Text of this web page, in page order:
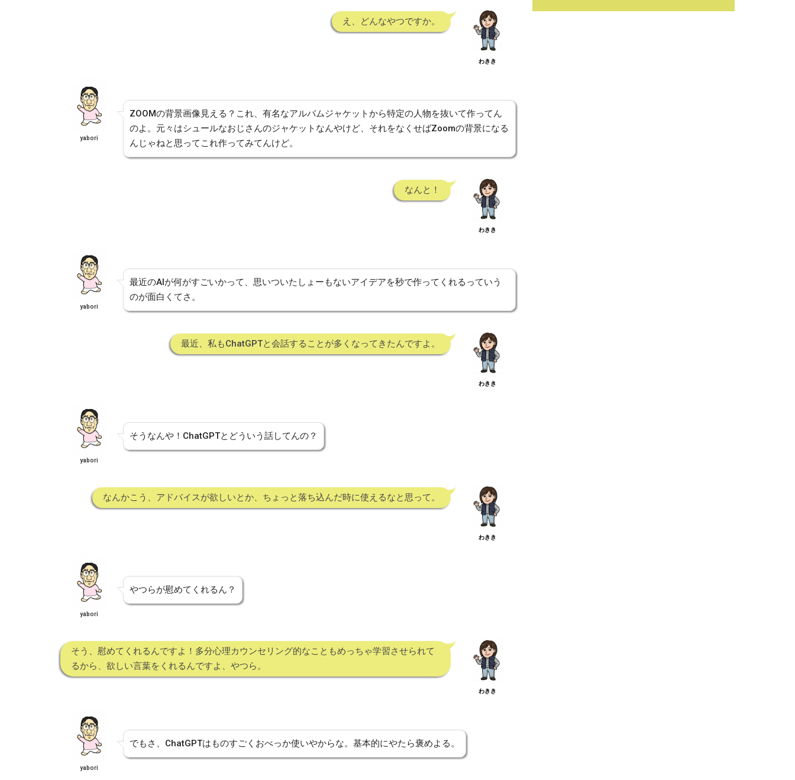
え、どんなやつですか。
わきき
yabori
ZOOMの背景画像見える？これ、有名なアルバムジャケットから特定の人物を抜いて作ってん
のよ。元々はシュールなおじさんのジャケットなんやけど、それをなくせばZoomの背景になる
んじゃねと思ってこれ作ってみてんけど。
なんと！
わきき
yabori
最近のAIが何がすごいかって、思いついたしょーもないアイデアを秒で作ってくれるっていう
のが面白くてさ。
最近、私もChatGPTと会話することが多くなってきたんですよ。
わきき
yabori
そうなんや！ChatGPTとどういう話してんの？
なんかこう、アドバイスが欲しいとか、ちょっと落ち込んだ時に使えるなと思って。
わきき
yabori
やつらが慰めてくれるん？
そう、慰めてくれるんですよ！多分心理カウンセリング的なこともめっちゃ学習させられて
るから、欲しい言葉をくれるんですよ、やつら。
わきき
yabori
でもさ、ChatGPTはものすごくおべっか使いやからな。基本的にやたら褒めよる。